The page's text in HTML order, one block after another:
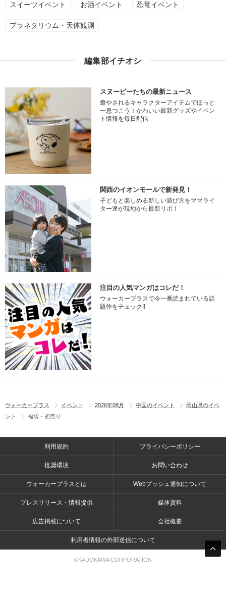
スイーツイベント お酒イベント 恐竜イベント
プラネタリウム・天体観測
編集部イチオシ
スヌーピーたちの最新ニュース
癒やされるキャラクターアイテムでほっと
一息つこう！かわいい最新グッズやイベン
ト情報を毎日配信
関西のイオンモールで新発見！
子どもと楽しめる新しい遊び方をママライ
ター達が現地から最新リポ！
注目の人気マンガはコレだ！
ウォーカープラスで今一番読まれている話
題作をチェック!!
ウォーカープラス イベント 2026年08月 中国のイベント
岡山県のイベ
ント
福袋・初売り
利用規約 プライバシーポリシー
推奨環境 お問い合わせ
ウォーカープラスとは Webプッシュ通知について
プレスリリース・情報提供 媒体資料
広告掲載について 会社概要
利用者情報の外部送信について
©KADOKAWA CORPORATION